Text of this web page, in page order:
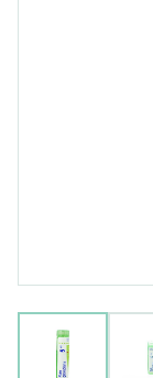
View larger